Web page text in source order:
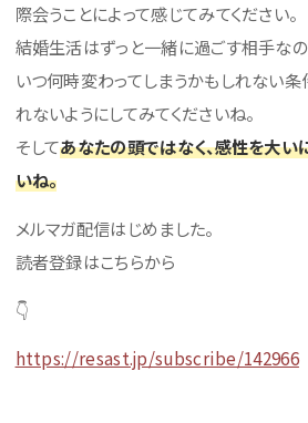
際会うことによって感じてみてください。
結婚生活はずっと一緒に過ごす相手なの
いつ何時変わってしまうかもしれない
れないようにしてみてくださいね。
そしてあなたの頭ではなく、感性を大い
いね。
メルマガ配信はじめました。
読者登録はこちらから
👇
https://resast.jp/subscribe/142966